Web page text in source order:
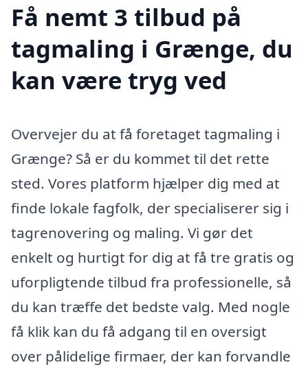
Få nemt 3 tilbud på
tagmaling i Grænge, du
kan være tryg ved
Overvejer du at få foretaget tagmaling i
Grænge? Så er du kommet til det rette
sted. Vores platform hjælper dig med at
finde lokale fagfolk, der specialiserer sig i
tagrenovering og maling. Vi gør det
enkelt og hurtigt for dig at få tre gratis og
uforpligtende tilbud fra professionelle, så
du kan træffe det bedste valg. Med nogle
få klik kan du få adgang til en oversigt
over pålidelige firmaer, der kan forvandle